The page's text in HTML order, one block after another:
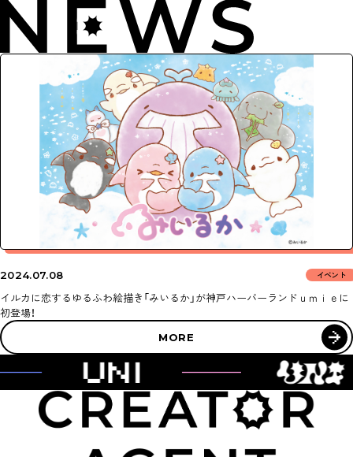
TOP
ABOUT
NEWS
AGENT
SUPPORT
CONTACT
2024 07.08
イルカに恋するゆるふわ絵描き「みいるか」が神戸ハーバーランドｕｍｉｅに
初登場！
イベント
MORE